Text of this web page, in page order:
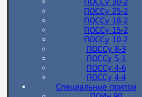
ПОССу 25-2
ПОССу 18-2
ПОССу 15-2
ПОССу 10-2
ПОССу 8-3
ПОССу 5-1
ПОССу 4-6
ПОССу 4-4
Специальные припои